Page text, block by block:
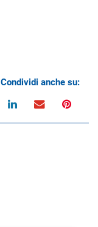
Condividi anche su: